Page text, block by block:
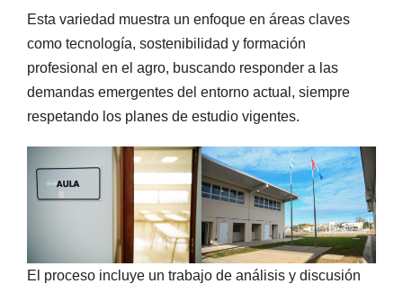
Esta variedad muestra un enfoque en áreas claves
como tecnología, sostenibilidad y formación
profesional en el agro, buscando responder a las
demandas emergentes del entorno actual, siempre
respetando los planes de estudio vigentes.
El proceso incluye un trabajo de análisis y discusión